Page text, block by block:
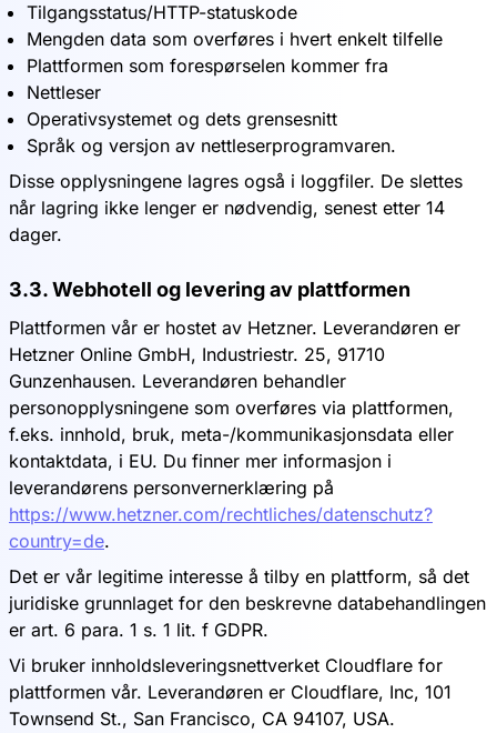
Tilgangsstatus/HTTP-statuskode
Mengden data som overføres i hvert enkelt tilfelle
Plattformen som forespørselen kommer fra
Nettleser
Operativsystemet og dets grensesnitt
Språk og versjon av nettleserprogramvaren.
Disse opplysningene lagres også i loggfiler. De slettes
når lagring ikke lenger er nødvendig, senest etter 14
dager.
3.3. Webhotell og levering av plattformen
Plattformen vår er hostet av Hetzner. Leverandøren er
Hetzner Online GmbH, Industriestr. 25, 91710
Gunzenhausen. Leverandøren behandler
personopplysningene som overføres via plattformen,
f.eks. innhold, bruk, meta-/kommunikasjonsdata eller
kontaktdata, i EU. Du finner mer informasjon i
leverandørens personvernerklæring på
https://www.hetzner.com/rechtliches/datenschutz?
country=de.
Det er vår legitime interesse å tilby en plattform, så det
juridiske grunnlaget for den beskrevne databehandlingen
er art. 6 para. 1 s. 1 lit. f GDPR.
Vi bruker innholdsleveringsnettverket Cloudflare for
plattformen vår. Leverandøren er Cloudflare, Inc, 101
Townsend St., San Francisco, CA 94107, USA.